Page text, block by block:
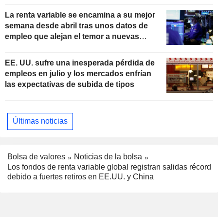
La renta variable se encamina a su mejor
semana desde abril tras unos datos de
empleo que alejan el temor a nuevas
EE. UU. sufre una inesperada pérdida de
empleos en julio y los mercados enfrían
las expectativas de subida de tipos
Últimas noticias
Bolsa de valores
Noticias de la bolsa
Los fondos de renta variable global registran salidas récord
debido a fuertes retiros en EE.UU. y China